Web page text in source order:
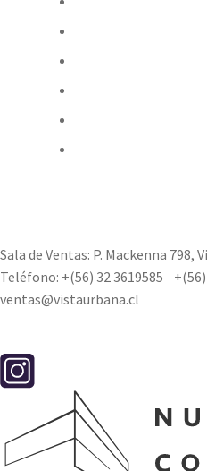
Sala de Ventas: P. Mackenna 798,
Teléfono: +(56) 32 3619585
ventas@vistaurbana.cl